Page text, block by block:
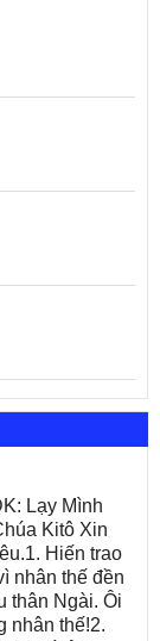
Lạy Mình
Kitô Xin
Hiến trao
nhân thế đền
thân Ngài. Ôi
nhân thế!2.